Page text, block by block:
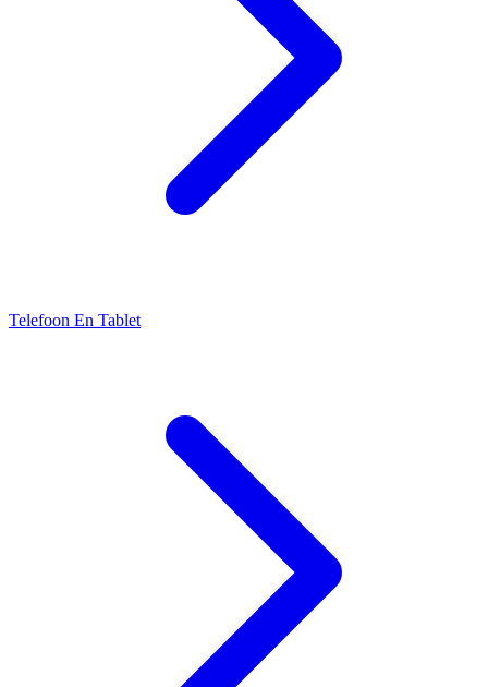
Telefoon En Tablet